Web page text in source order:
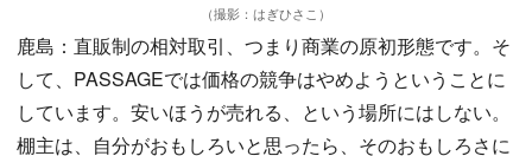
（撮影：はぎひさこ）
鹿島：直販制の相対取引、つまり商業の原初形態です。そ
して、PASSAGEでは価格の競争はやめようということに
しています。安いほうが売れる、という場所にはしない。
棚主は、自分がおもしろいと思ったら、そのおもしろさに